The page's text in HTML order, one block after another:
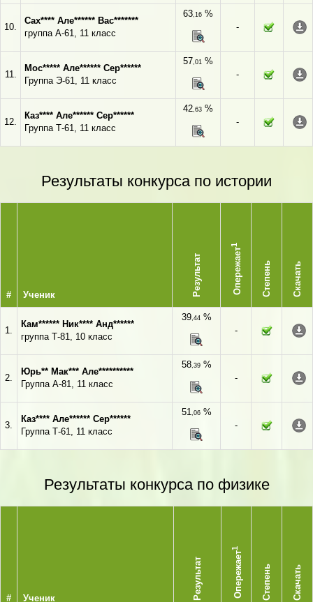
10.
Сах**** Але****** Вас*******
группа А-61, 11 класс
63,16 %
-
11.
Мос***** Але****** Сер******
Группа Э-61, 11 класс
57,01 %
-
12.
Каз**** Але****** Сер******
Группа Т-61, 11 класс
42,63 %
-
Результаты конкурса по истории
# Ученик Результат Опережает
1
Степень Скачать
1.
Кам****** Ник**** Анд******
группа Т-81, 10 класс
39,44%
-
2.
Юрь** Мак*** Але**********
Группа А-81, 11 класс
58,39%
-
3.
Каз**** Але****** Сер******
Группа Т-61, 11 класс
51,06%
-
Результаты конкурса по физике
# Ученик Результат Опережает
1
Степень Скачать